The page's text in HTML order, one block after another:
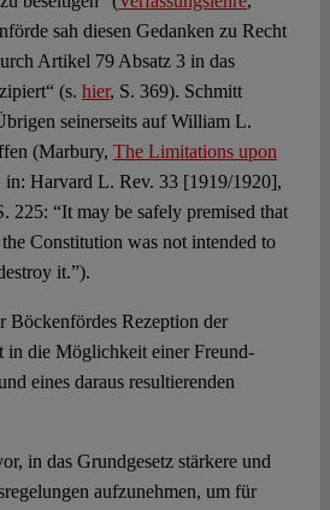
sah diesen Gedanken zu Recht
Artikel 79 Absatz 3 in das
(s. hier, S. 369). Schmitt
seinerseits auf William L.
(Marbury, The Limitations upon
in: Harvard L. Rev. 33 [1919/1920],
225: “It may be safely premised that
the Constitution was not intended to
it.”).
Böckenfördes Rezeption der
in die Möglichkeit einer Freund-
eines daraus resultierenden
in das Grundgesetz stärkere und
aufzunehmen, um für